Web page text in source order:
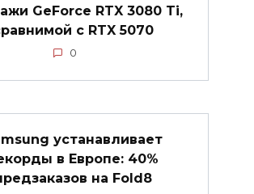
GeForce RTX 3080 Ti,
с RTX 5070
0
устанавливает
в Европе: 40%
на Fold8